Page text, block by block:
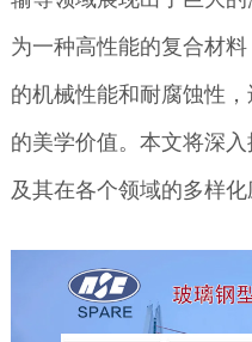
为一种高性能的复合材
的机械性能和耐腐蚀性
的美学价值。本文将深
及其在各个领域的多样化